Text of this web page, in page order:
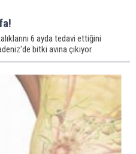
6 ayda tedavi ettiğini
bitki avına çıkıyor.